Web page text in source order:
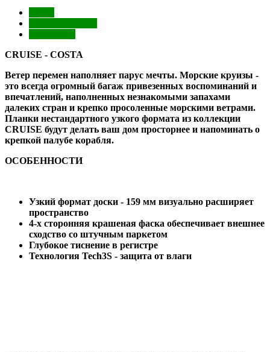
CRUISE - COSTA
Ветер перемен наполняет парус мечты. Морские круизы -
это всегда огромный багаж привезенных воспоминаний и
впечатлений, наполненных незнакомыми запахами
далеких стран и крепко просоленные морскими ветрами.
Планки нестандартного узкого формата из коллекции
CRUISE будут делать ваш дом просторнее и напоминать о
крепкой палубе корабля.
ОСОБЕННОСТИ
Узкий формат доски - 159 мм визуально расширяет
пространство
4-х сторонняя крашеная фаска обеспечивает внешнее
сходство со штучным паркетом
Глубокое тиснение в регистре
Технология Tech3S - защита от влаги